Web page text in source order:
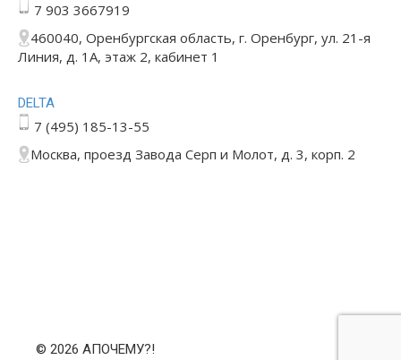
7 903 3667919
460040, Оренбургская область, г. Оренбург, ул. 21-я
Линия, д. 1А, этаж 2, кабинет 1
DELTA
7 (495) 185-13-55
Москва, проезд Завода Серп и Молот, д. 3, корп. 2
© 2026 АПОЧЕМУ?!